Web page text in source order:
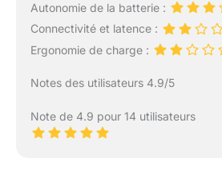
Autonomie de la batterie :
Connectivité et latence :
Ergonomie de charge :
Notes des utilisateurs 4.9/5
Note de 4.9 pour 14 utilisateurs